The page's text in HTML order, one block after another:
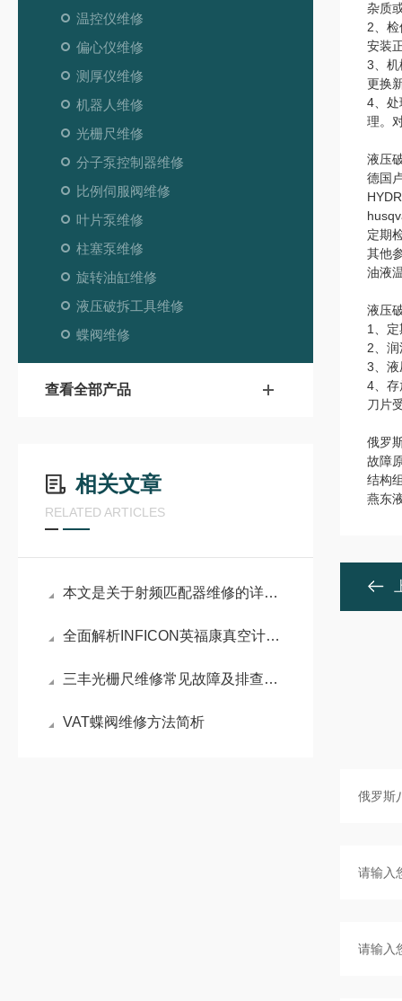
温控仪维修
偏心仪维修
测厚仪维修
机器人维修
光栅尺维修
分子泵控制器维修
比例伺服阀维修
叶片泵维修
柱塞泵维修
旋转油缸维修
液压破拆工具维修
蝶阀维修
查看全部产品
相关文章
RELATED ARTICLES
本文是关于射频匹配器维修的详细阐述
全面解析INFICON英福康真空计维修技术：从故障诊断到专业维护
三丰光栅尺维修常见故障及排查方法
VAT蝶阀维修方法简析
杂质
2、
安装
3、机
更换
4、处
理。
液压
德国
定期
其他
油液
液压
1、
2、
3、液
4、存
刀片
俄罗
故障
结构
燕东